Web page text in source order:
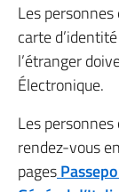
Les
carte
l’étranger
Électronique.
Les
rendez-vous
pages